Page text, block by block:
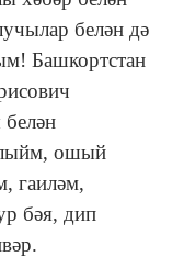
белән дә
Башкортстан
ошый
гаиләм,
бәя, дип